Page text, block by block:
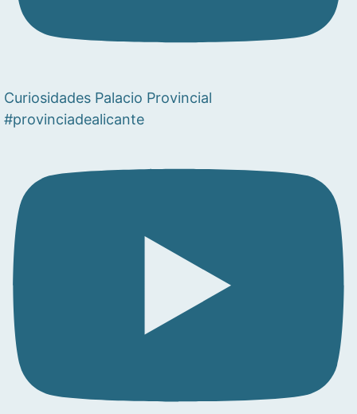
Curiosidades Palacio Provincial
#provinciadealicante